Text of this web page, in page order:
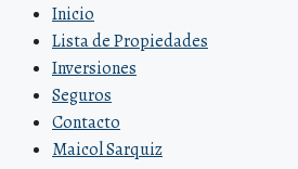
Inicio
Lista de Propiedades
Inversiones
Seguros
Contacto
Maicol Sarquiz